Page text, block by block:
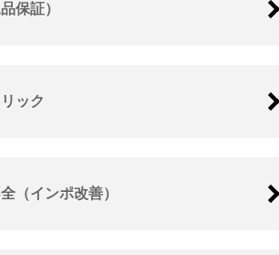
保証）
ック
（インポ改善）